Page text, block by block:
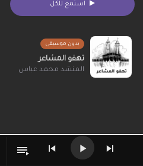
استمع للكل
بدون موسيقى
تهفو المشاعر
المنشد محمد عباس